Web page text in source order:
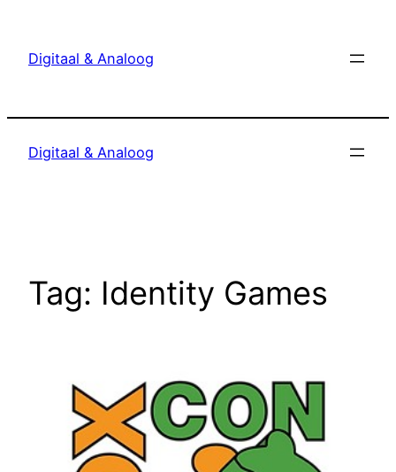
Digitaal & Analoog
Digitaal & Analoog
Tag: Identity Games